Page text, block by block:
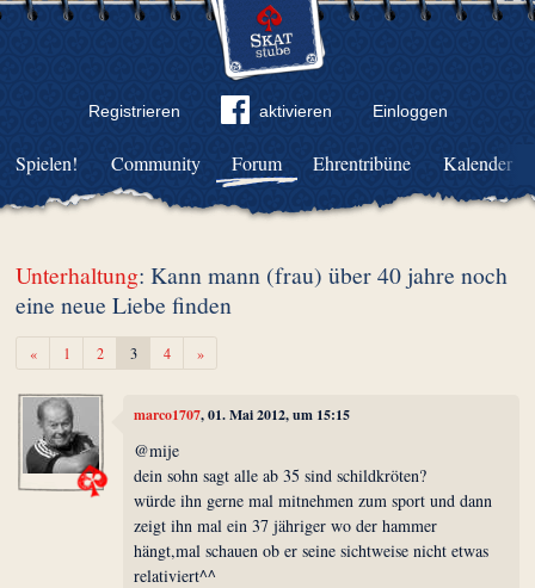
Registrieren aktivieren Einloggen
Community Forum Ehrentribüne Kalender
Spielen!
Unterhaltung: Kann mann (frau) über 40 jahre noch
eine neue Liebe finden
«Zurück1 2 3 4 »Weiter
marco1707, 01. Mai 2012, um 15:15
@mije
dein sohn sagt alle ab 35 sind schildkröten?
würde ihn gerne mal mitnehmen zum sport und dann
zeigt ihn mal ein 37 jähriger wo der hammer
hängt,mal schauen ob er seine sichtweise nicht etwas
relativiert^^